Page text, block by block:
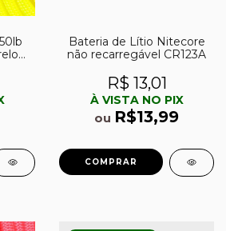
Bateria de Lítio Nitecore
não recarregável CR123A
R$ 13,01
À VISTA NO PIX
ou R$13,99